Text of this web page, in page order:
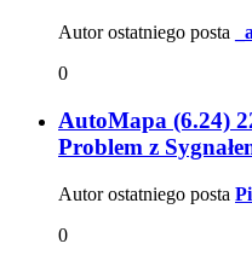
Autor ostatniego posta
0
AutoMapa (6.24)
Problem z
Autor ostatniego posta
0